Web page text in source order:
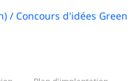
/ Concours d'idées Green